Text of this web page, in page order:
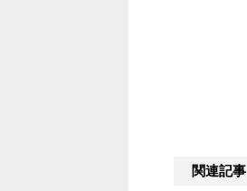
関連記事